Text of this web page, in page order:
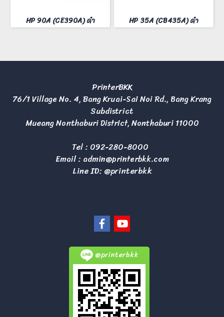
HP 90A (CE390A) ดำ HP 35A (CB435A) ดำ
PrinterBKK
76/1 Village No. 4, Bang Kruai-Sai Noi Rd., Bang Krang
Subdistrict
Mueang Nonthaburi District, Nonthaburi 11000
Tel : 092-280-8000
Email : admin@printerbkk.com
Line ID: @printerbkk
@printerbkk